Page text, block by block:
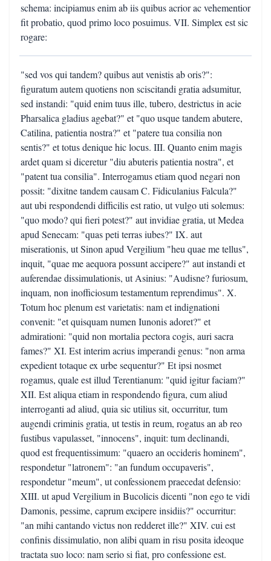
schema: incipiamus enim ab iis quibus acrior ac vehementior
fit probatio, quod primo loco posuimus. VII. Simplex est sic
rogare:
"sed vos qui tandem? quibus aut venistis ab oris?":
figuratum autem quotiens non sciscitandi gratia adsumitur,
sed instandi: "quid enim tuus ille, tubero, destrictus in acie
Pharsalica gladius agebat?" et "quo usque tandem abutere,
Catilina, patientia nostra?" et "patere tua consilia non
sentis?" et totus denique hic locus. III. Quanto enim magis
ardet quam si diceretur "diu abuteris patientia nostra", et
"patent tua consilia". Interrogamus etiam quod negari non
possit: "dixitne tandem causam C. Fidiculanius Falcula?"
aut ubi respondendi difficilis est ratio, ut vulgo uti solemus:
"quo modo? qui fieri potest?" aut invidiae gratia, ut Medea
apud Senecam: "quas peti terras iubes?" IX. aut
miserationis, ut Sinon apud Vergilium "heu quae me tellus",
inquit, "quae me aequora possunt accipere?" aut instandi et
auferendae dissimulationis, ut Asinius: "Audisne? furiosum,
inquam, non inofficiosum testamentum reprendimus". X.
Totum hoc plenum est varietatis: nam et indignationi
convenit: "et quisquam numen Iunonis adoret?" et
admirationi: "quid non mortalia pectora cogis, auri sacra
fames?" XI. Est interim acrius imperandi genus: "non arma
expedient totaque ex urbe sequentur?" Et ipsi nosmet
rogamus, quale est illud Terentianum: "quid igitur faciam?"
XII. Est aliqua etiam in respondendo figura, cum aliud
interroganti ad aliud, quia sic utilius sit, occurritur, tum
augendi criminis gratia, ut testis in reum, rogatus an ab reo
fustibus vapulasset, "innocens", inquit: tum declinandi,
quod est frequentissimum: "quaero an occideris hominem",
respondetur "latronem": "an fundum occupaveris",
respondetur "meum", ut confessionem praecedat defensio:
XIII. ut apud Vergilium in Bucolicis dicenti "non ego te vidi
Damonis, pessime, caprum excipere insidiis?" occurritur:
"an mihi cantando victus non redderet ille?" XIV. cui est
confinis dissimulatio, non alibi quam in risu posita ideoque
tractata suo loco: nam serio si fiat, pro confessione est.